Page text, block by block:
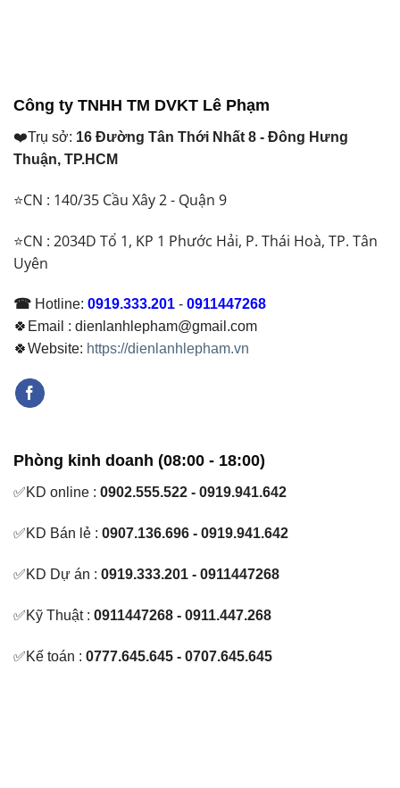
Công ty TNHH TM DVKT Lê Phạm
❤️Trụ sở: 16 Đường Tân Thới Nhất 8 - Đông Hưng
Thuận, TP.HCM
⭐CN : 140/35 Cầu Xây 2 - Quận 9
⭐CN : 2034D Tổ 1, KP 1 Phước Hải, P. Thái Hoà, TP. Tân
Uyên
☎ Hotline: 0919.333.201 - 0911447268
🍀Email : dienlanhlepham@gmail.com
🍀Website: https://dienlanhlepham.vn
Phòng kinh doanh (08:00 - 18:00)
✅KD online : 0902.555.522 - 0919.941.642
✅KD Bán lẻ : 0907.136.696 - 0919.941.642
✅KD Dự án : 0919.333.201 - 0911447268
✅Kỹ Thuật : 0911447268 - 0911.447.268
✅Kế toán : 0777.645.645 - 0707.645.645